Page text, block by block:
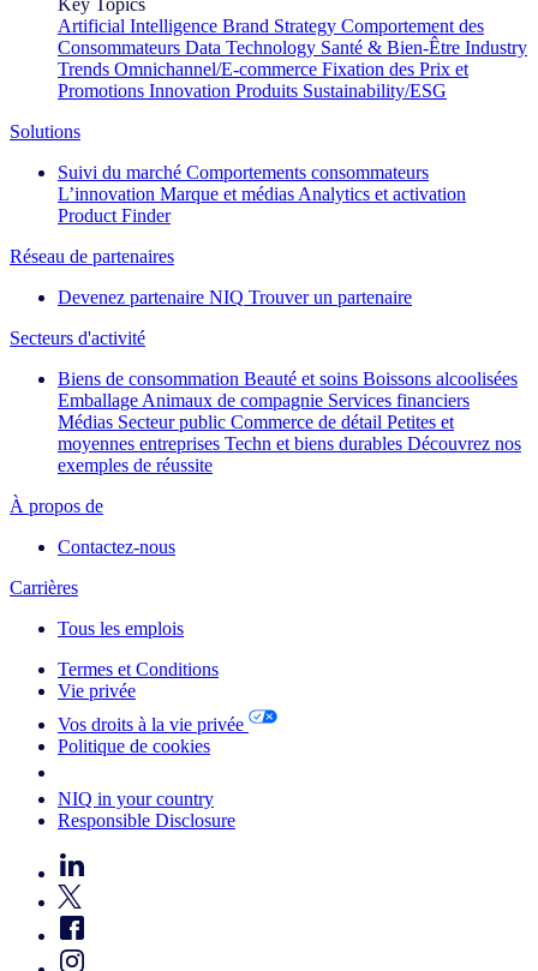
Key Topics
Artificial Intelligence Brand Strategy Comportement des
Consommateurs Data Technology Santé & Bien-Être Industry
Trends Omnichannel/E-commerce Fixation des Prix et
Promotions Innovation Produits Sustainability/ESG
Solutions
Suivi du marché Comportements consommateurs
L’innovation Marque et médiasAnalytics et activation
Product Finder
Réseau de partenaires
Devenez partenaire NIQ Trouver un partenaire
Secteurs d'activité
Biens de consommation Beauté et soins Boissons alcoolisées
EmballageAnimaux de compagnie Services financiers
Médias Secteur public Commerce de détail Petites et
moyennes entreprises Techn et biens durables Découvrez nos
exemples de réussite
À propos de
Contactez-nous
Carrières
Tous les emplois
Termes et Conditions
Vie privée
Vos droits à la vie privée
Politique de cookies
NIQ in your country
Responsible Disclosure